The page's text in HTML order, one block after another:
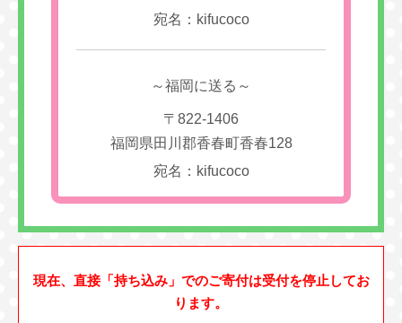
宛名：kifucoco
～福岡に送る～
〒822-1406
福岡県田川郡香春町香春128
宛名：kifucoco
現在、直接「持ち込み」でのご寄付は受付を停止してお
ります。